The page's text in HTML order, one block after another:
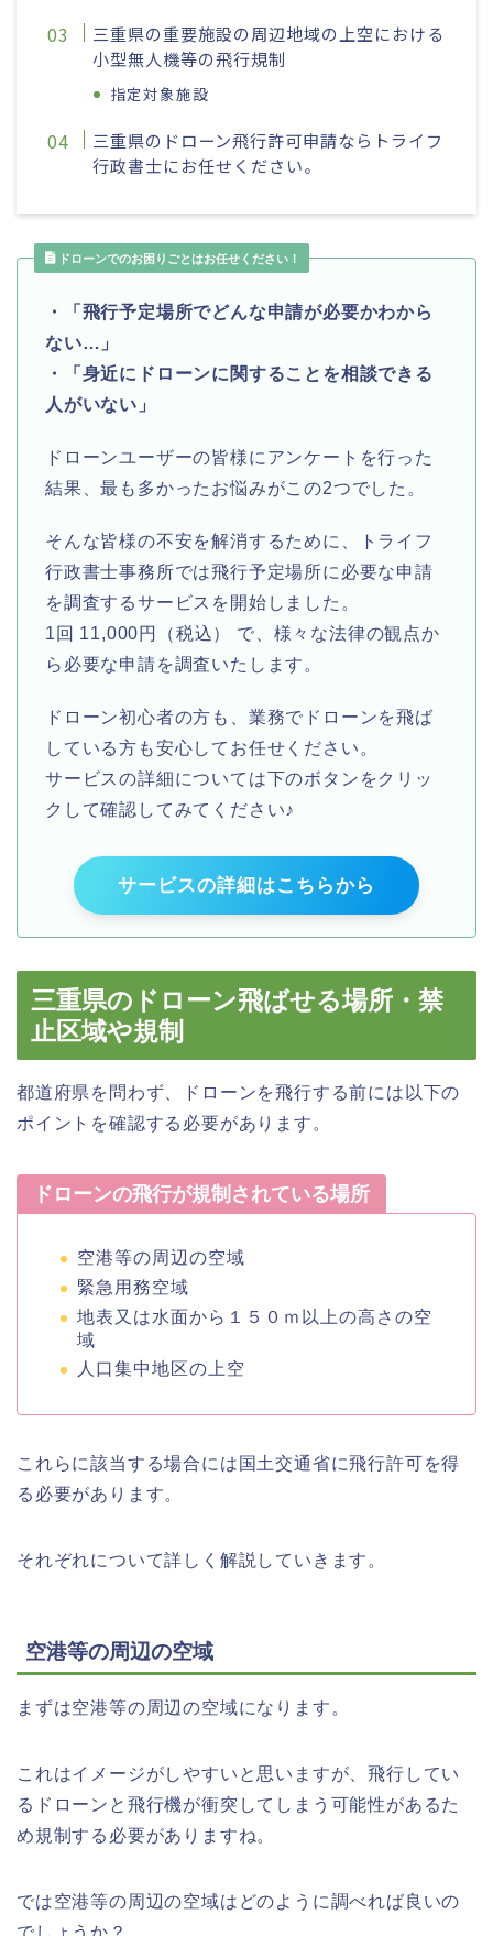
三重県の重要施設の周辺地域の上空における
小型無人機等の飛行規制
指定対象施設
三重県のドローン飛行許可申請ならトライフ
行政書士にお任せください。
ドローンでのお困りごとはお任せください！
・「飛行予定場所でどんな申請が必要かわから
ない…」
・「身近にドローンに関することを相談できる
人がいない」
ドローンユーザーの皆様にアンケートを行った
結果、最も多かったお悩みがこの2つでした。
そんな皆様の不安を解消するために、トライフ
行政書士事務所では飛行予定場所に必要な申請
を調査するサービスを開始しました。
1回 11,000円（税込） で、様々な法律の観点か
ら必要な申請を調査いたします。
ドローン初心者の方も、業務でドローンを飛ば
している方も安心してお任せください。
サービスの詳細については下のボタンをクリッ
クして確認してみてください♪
サービスの詳細はこちらから
三重県のドローン飛ばせる場所・禁
止区域や規制
都道府県を問わず、ドローンを飛行する前には以下の
ポイントを確認する必要があります。
ドローンの飛行が規制されている場所
空港等の周辺の空域
緊急用務空域
地表又は水面から１５０ｍ以上の高さの空
域
人口集中地区の上空
これらに該当する場合には国土交通省に飛行許可を得
る必要があります。
それぞれについて詳しく解説していきます。
空港等の周辺の空域
まずは空港等の周辺の空域になります。
これはイメージがしやすいと思いますが、飛行してい
るドローンと飛行機が衝突してしまう可能性があるた
め規制する必要がありますね。
では空港等の周辺の空域はどのように調べれば良いの
でしょうか？